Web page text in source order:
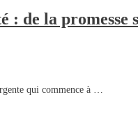
: de la
qui commence à …